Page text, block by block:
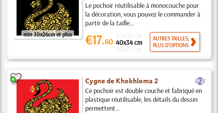
min 30x26cm et plus
Le pochoir réutilisable à monocouche pour
la décoration, vous pouvez le commander à
partir de la taille...
€17.60 40x34 cm
AUTRES TAILLES,
PLUS D'OPTIONS
Cygne de Khokhloma 2 b
Ce pochoir est double couche et fabriqué en
plastique réutilisable, les détails du dessin
permettent...